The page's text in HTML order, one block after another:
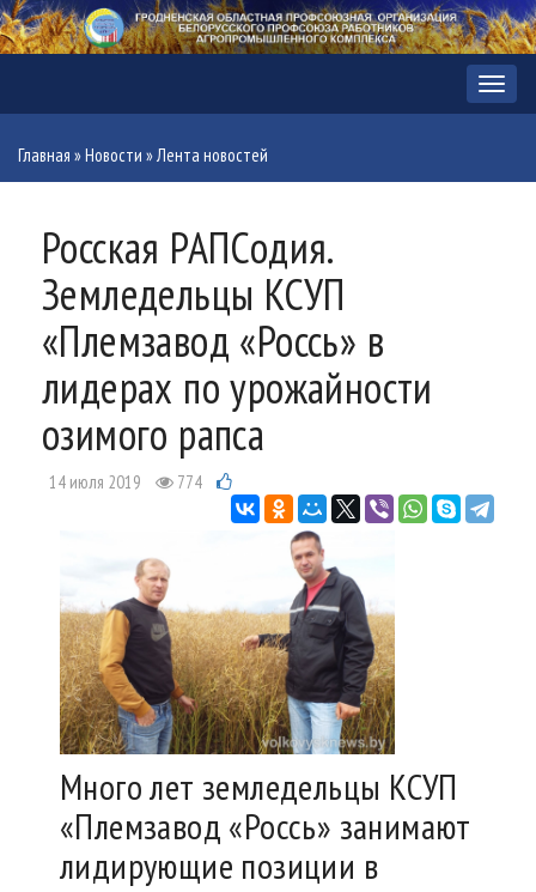
Меню
Главная »Новости »Лента новостей
Росская РАПСодия.
Земледельцы КСУП
«Племзавод «Россь» в
лидерах по урожайности
озимого рапса
14 июля 2019 774
Много лет земледельцы КСУП
«Племзавод «Россь» занимают
лидирующие позиции в